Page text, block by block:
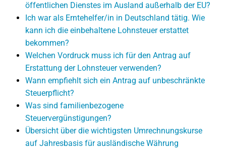
öffentlichen Dienstes im Ausland außerhalb der EU?
Ich war als Erntehelfer/in in Deutschland tätig. Wie
kann ich die einbehaltene Lohnsteuer erstattet
bekommen?
Welchen Vordruck muss ich für den Antrag auf
Erstattung der Lohnsteuer verwenden?
Wann empfiehlt sich ein Antrag auf unbeschränkte
Steuerpflicht?
Was sind familienbezogene
Steuervergünstigungen?
Übersicht über die wichtigsten Umrechnungskurse
auf Jahresbasis für ausländische Währung